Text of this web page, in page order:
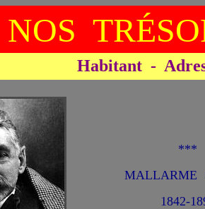
NOS
Habitant -
***
MALLARME
1842-